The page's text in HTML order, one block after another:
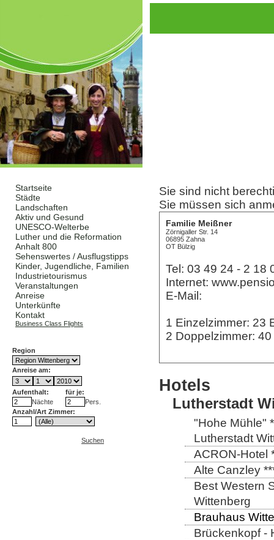
Startseite
Städte
Landschaften
Aktiv und Gesund
UNESCO-Welterbe
Luther und die Reformation
Anhalt 800
Sehenswertes / Ausflugstipps
Kinder, Jugendliche, Familien
Industrietourismus
Veranstaltungen
Anreise
Unterkünfte
Kontakt
Business Class Flights
Region
Anreise am:
Aufenthalt:
für je:
Nächte
Pers.
Anzahl/Art Zimmer:
Suchen
Sie sind nicht
Sie müssen sich
Familie Meißner
Zörnigaller Str. 14
06895 Zahna
OT Bülzig
Tel: 03 49 24 - 2 18
Internet:
E-Mail:
1 Einzelzimmer: 23
2 Doppelzimmer:
Hotels
Lutherstadt
"Hohe Mühle"
Lutherstadt
ACRON-Hotel
Alte Canzley
Best Western
Wittenberg
Brauhaus
Brückenkopf -